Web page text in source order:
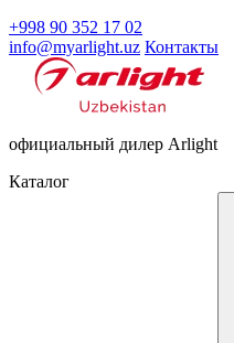
+998 90 352 17 02
info@myarlight.uz Контакты
официальный дилер Arlight
Каталог